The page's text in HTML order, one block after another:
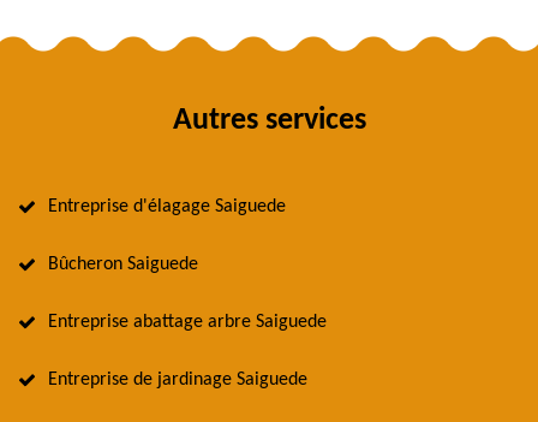
Autres services
Entreprise d'élagage Saiguede
Bûcheron Saiguede
Entreprise abattage arbre Saiguede
Entreprise de jardinage Saiguede